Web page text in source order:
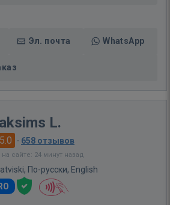
Эл. почта WhatsApp
L.
5.0 · 658 отзывов
сайте: 24 минут назад
По-русски, English